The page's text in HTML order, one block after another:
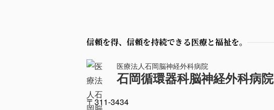
信頼を得、信頼を持続できる医療と福祉を。
医療法人石岡脳神経外科病院
石岡循環器科脳神経外科病院
〒311-3434